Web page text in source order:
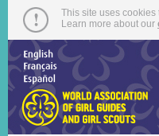
This site uses
Learn more about our